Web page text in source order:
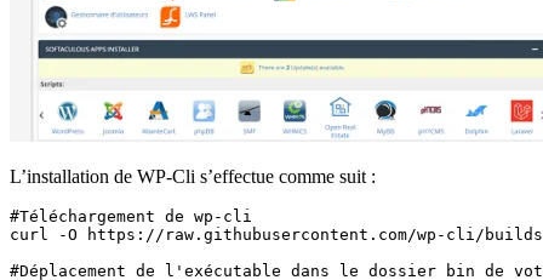
L’installation de WP-Cli s’effectue comme suit :
#Téléchargement de wp-cli
curl -O https://raw.githubusercontent.com/wp-cli/
#Déplacement de l'exécutable dans le dossier bin de